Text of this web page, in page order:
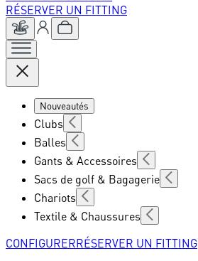
RÉSERVER UN FITTING
Nouveautés
Clubs
Balles
Gants & Accessoires
Sacs de golf & Bagagerie
Chariots
Textile & Chaussures
CONFIGURERRÉSERVER UN FITTING